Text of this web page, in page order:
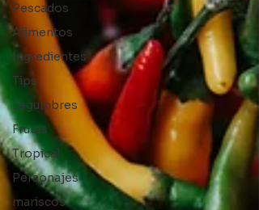
Pescados
Alimentos
Ingredientes
Tips
Legumbres
Frutas
Tropical
Personajes
mariscos